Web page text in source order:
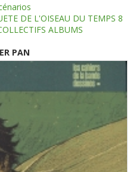
DE L'OISEAU DU TEMPS 8
ALBUMS
PAN